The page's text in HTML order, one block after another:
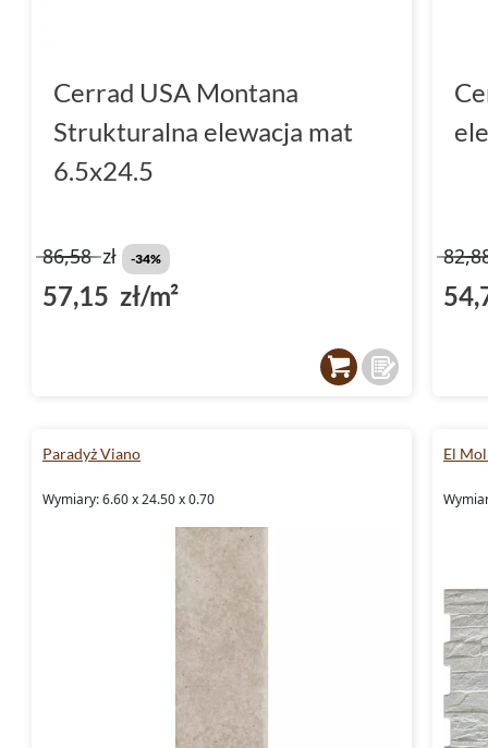
Cerrad USA Montana
Strukturalna elewacja mat
6.5x24.5
86,58zł -34%
57,15 zł/m²
Paradyż Viano
Wymiary: 6.60 x 24.50 x 0.70
El